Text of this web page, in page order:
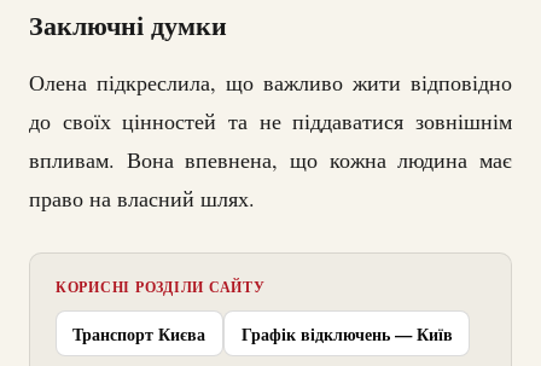
Заключні думки
Олена підкреслила, що важливо жити відповідно
до своїх цінностей та не піддаватися зовнішнім
впливам. Вона впевнена, що кожна людина має
право на власний шлях.
КОРИСНІ РОЗДІЛИ САЙТУ
Транспорт Києва Графік відключень — Київ